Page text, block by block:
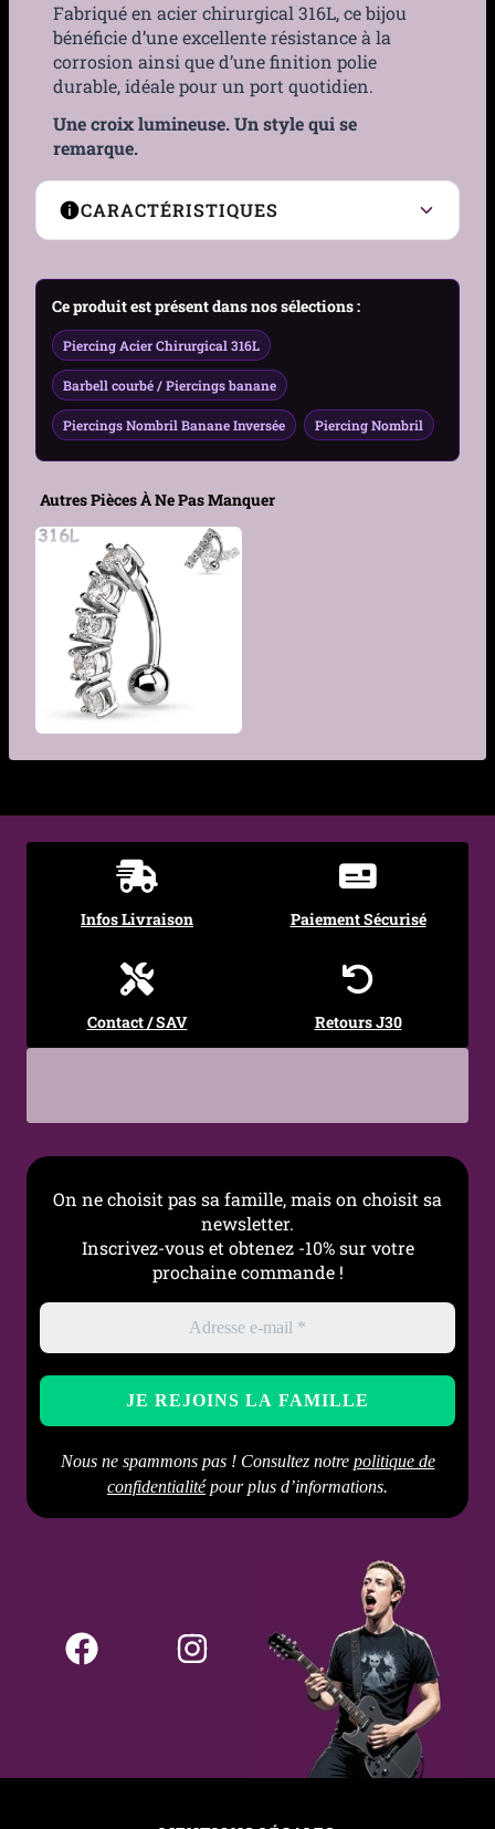
Fabriqué en acier chirurgical 316L, ce bijou
bénéficie d’une excellente résistance à la
corrosion ainsi que d’une finition polie
durable, idéale pour un port quotidien.
Une croix lumineuse. Un style qui se
remarque.
CARACTÉRISTIQUES
Type de Piercing Barre courbée (banane)
Zone de port Nombril
Genre Femme
Motif Croix pavée
Dimensions de la
croix
Matière Acier 316L
Pierre
Sertissage
Couleur
Hypoallergénique Oui
Épaisseur Tige
Longueur Tige
Type de filetage Filetage externe 1,2 mm
Diamètre de la
bille
Ce produit est présent dans nos sélections :
Piercing Acier Chirurgical 316L
Barbell courbé / Piercings banane
Piercings Nombril Banane Inversée Piercing Nombril
Autres Pièces À Ne Pas Manquer
€
Infos Livraison Paiement Sécurisé
Contact / SAV Retours J30
On ne choisit pas sa famille, mais on choisit sa
newsletter.
Inscrivez-vous et obtenez -10% sur votre
prochaine commande !
Nous ne spammons pas ! Consultez notre politique de
confidentialitépour plus d’informations.